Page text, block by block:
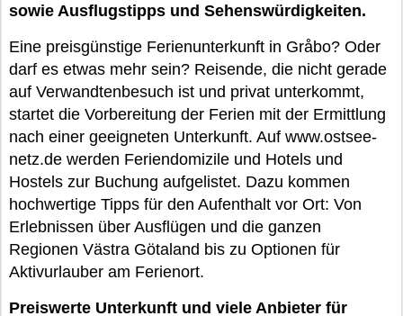
sowie Ausflugstipps und Sehenswürdigkeiten.
Eine preisgünstige Ferienunterkunft in Gråbo? Oder
darf es etwas mehr sein? Reisende, die nicht gerade
auf Verwandtenbesuch ist und privat unterkommt,
startet die Vorbereitung der Ferien mit der Ermittlung
nach einer geeigneten Unterkunft. Auf www.ostsee-
netz.de werden Feriendomizile und Hotels und
Hostels zur Buchung aufgelistet. Dazu kommen
hochwertige Tipps für den Aufenthalt vor Ort: Von
Erlebnissen über Ausflügen und die ganzen
Regionen Västra Götaland bis zu Optionen für
Aktivurlauber am Ferienort.
Preiswerte Unterkunft und viele Anbieter für